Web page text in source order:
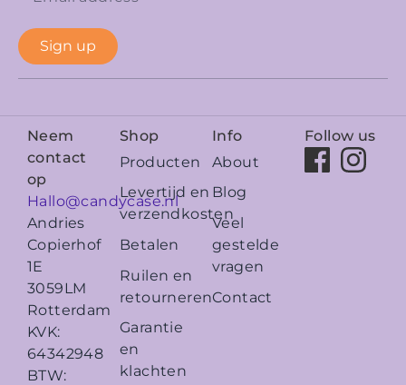
Sign up
Neem
contact
op
Hallo@candycase.nl
Andries
Copierhof
1E
3059LM
Rotterdam
KVK:
64342948
BTW:
Shop
Producten
Levertijd en
verzendkosten
Betalen
Ruilen en
retourneren
Garantie
en
klachten
Info
About
Blog
Veel
gestelde
vragen
Contact
Follow us